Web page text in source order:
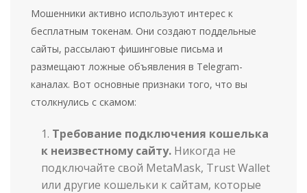
Мошенники активно используют интерес к
бесплатным токенам. Они создают поддельные
сайты, рассылают фишинговые письма и
размещают ложные объявления в Telegram-
каналах. Вот основные признаки того, что вы
столкнулись с скамом:
Требование подключения кошелька
к неизвестному сайту. Никогда не
подключайте свой MetaMask, Trust Wallet
или другие кошельки к сайтам, которые